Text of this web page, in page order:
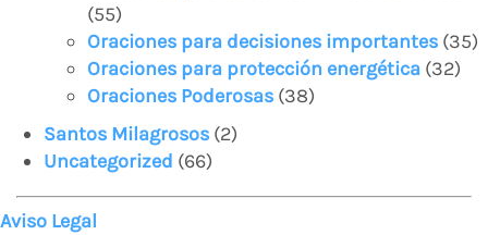
(55)
Oraciones para decisiones importantes (35)
Oraciones para protección energética (32)
Oraciones Poderosas (38)
Santos Milagrosos (2)
Uncategorized (66)
Aviso Legal